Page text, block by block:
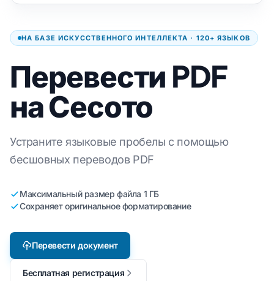
НА БАЗЕ ИСКУССТВЕННОГО ИНТЕЛЛЕКТА · 120+ ЯЗЫКОВ
Перевести PDF
на Сесото
Устраните языковые пробелы с помощью
бесшовных переводов PDF
Максимальный размер файла 1 ГБ
Сохраняет оригинальное форматирование
Перевести документ
Бесплатная регистрация